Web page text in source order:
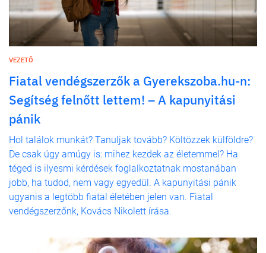
VEZETŐ
Fiatal vendégszerzők a Gyerekszoba.hu-n:
Segítség felnőtt lettem! – A kapunyitási
pánik
Hol találok munkát? Tanuljak tovább? Költözzek külföldre?
De csak úgy amúgy is: mihez kezdek az életemmel? Ha
téged is ilyesmi kérdések foglalkoztatnak mostanában
jobb, ha tudod, nem vagy egyedül. A kapunyitási pánik
ugyanis a legtöbb fiatal életében jelen van. Fiatal
vendégszerzőnk, Kovács Nikolett írása.